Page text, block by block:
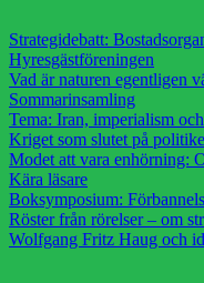
Strategidebatt:
Hyresgästföreningen
Vad är naturen egentligen
Sommarinsamling
Tema: Iran, imperialism
Kriget som slutet på
Modet att vara enhörning:
Kära läsare
Boksymposium:
Röster från rörelser – om
Wolfgang Fritz Haug och